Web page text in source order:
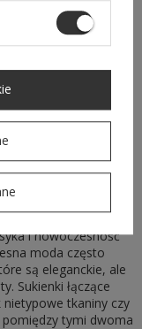
wybrać
studniówkę to
stylu i charakteru
będą doskonałym
jest kluczowa.
nigdy nie wyjdzie z
i wyróżnić
alternatywę. To
zwrócą uwagę i
osoby.
i nowoczesność
moda często
są eleganckie, ale
Sukienki łączące
tkaniny czy
tymi dwoma